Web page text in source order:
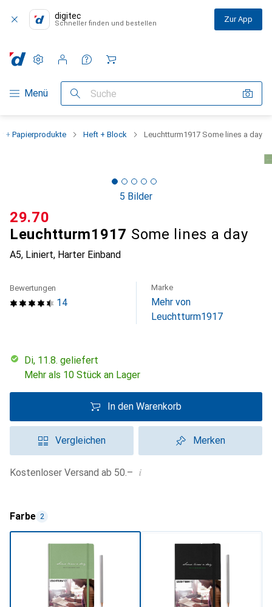
digitec
Schneller finden und bestellen Zur App
Navigation nach Kategorien
Menü Suche
Einstellungen
Kundenkonto
Vergleichslisten
Merklisten
Warenkorb
+ Papierprodukte Heft + Block Leuchtturm1917 Some lines a day
5 Bilder
Leuchtturm1917 Some lines a day
A5, Liniert, Harter Einband
CHF
29.70
14
Bewertungen Marke
Mehr von
Leuchtturm1917
Di, 11.8. geliefert
Mehr als 10 Stück an Lager
In den Warenkorb
Vergleichen Merken
Kostenloser Versand ab 50.– i
Farbe 2